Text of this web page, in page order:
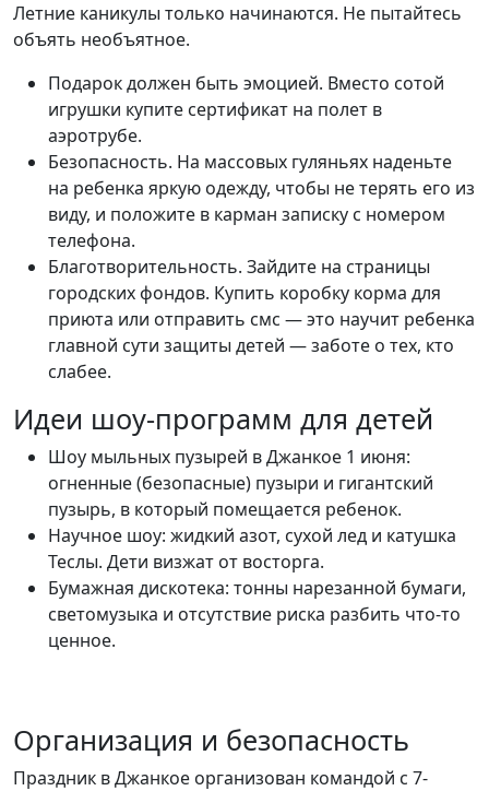
Летние каникулы только начинаются. Не пытайтесь
объять необъятное.
Подарок должен быть эмоцией. Вместо сотой
игрушки купите сертификат на полет в
аэротрубе.
Безопасность. На массовых гуляньях наденьте
на ребенка яркую одежду, чтобы не терять его из
виду, и положите в карман записку с номером
телефона.
Благотворительность. Зайдите на страницы
городских фондов. Купить коробку корма для
приюта или отправить смс — это научит ребенка
главной сути защиты детей — заботе о тех, кто
слабее.
Идеи шоу-программ для детей
Шоу мыльных пузырей в Джанкое 1 июня:
огненные (безопасные) пузыри и гигантский
пузырь, в который помещается ребенок.
Научное шоу: жидкий азот, сухой лед и катушка
Теслы. Дети визжат от восторга.
Бумажная дискотека: тонны нарезанной бумаги,
светомузыка и отсутствие риска разбить что-то
ценное.
Организация и безопасность
Праздник в Джанкое организован командой с 7-